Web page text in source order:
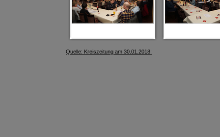
Quelle: Kreiszeitung am 30.01.2018: